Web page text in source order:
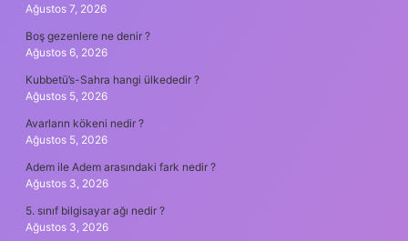
Ağustos 7, 2026
Boş gezenlere ne denir ?
Ağustos 6, 2026
Kubbetü’s-Sahra hangi ülkededir ?
Ağustos 5, 2026
Avarların kökeni nedir ?
Ağustos 5, 2026
Adem ile Adem arasındaki fark nedir ?
Ağustos 3, 2026
5. sınıf bilgisayar ağı nedir ?
Ağustos 3, 2026